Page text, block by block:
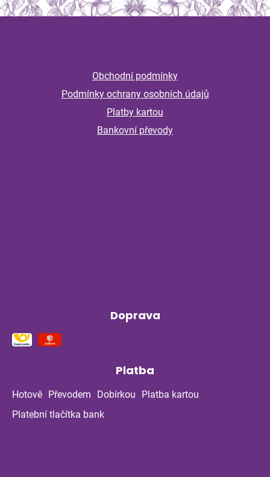
Z
Obchodní podmínky
Podmínky ochrany osobních údajů
Platby kartou
Bankovní převody
Doprava
Platba
Hotově Převodem Dobírkou
Platba kartou
Platební tlačítka bank